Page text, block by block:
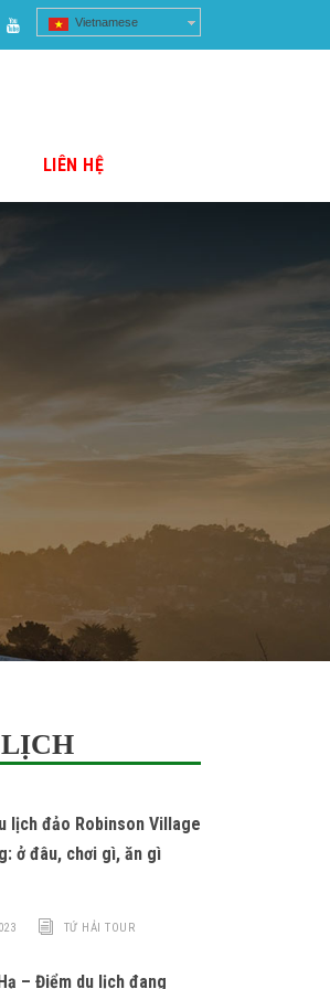
Vietnamese
LIÊN HỆ
lịch đảo Robinson Village
ở đâu, chơi gì, ăn gì
TỨ HẢI TOUR
– Điểm du lịch đang